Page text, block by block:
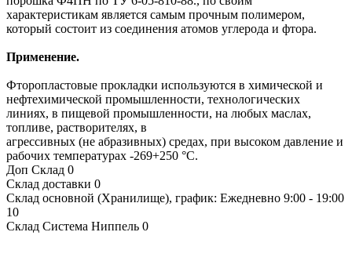
характеристикам является самым прочным полимером,
который состоит из соединения атомов углерода и фтора.
Применение.
Фторопластовые прокладки используются в химической и
нефтехимической промышленности, технологических
линиях, в пищевой промышленности, на любых маслах,
топливе, растворителях, в
агрессивных (не абразивных) средах, при высоком давление и
рабочих температурах -269+250 °С.
Доп Склад 0
Склад доставки 0
Склад основной (Хранилище), график: Ежедневно 9:00 - 19:00
10
Склад Система Ниппель 0